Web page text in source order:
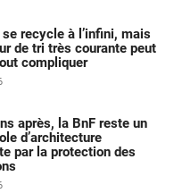
se recycle à l’infini, mais
de tri très courante peut
compliquer
après, la BnF reste un
d’architecture
par la protection des